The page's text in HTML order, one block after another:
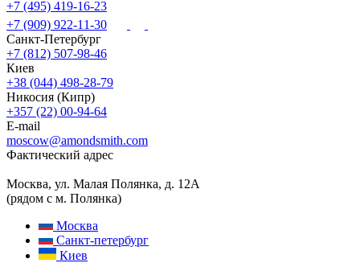
+7 (495) 419-16-23
+7 (909) 922-11-30
Санкт-Петербург
+7 (812) 507-98-46
Киев
+38 (044) 498-28-79
Никосия (Кипр)
+357 (22) 00-94-64
E-mail
moscow@amondsmith.com
Фактический адрес
Москва, ул. Малая Полянка, д. 12А
(рядом с м. Полянка)
Москва
Санкт-петербург
Киев